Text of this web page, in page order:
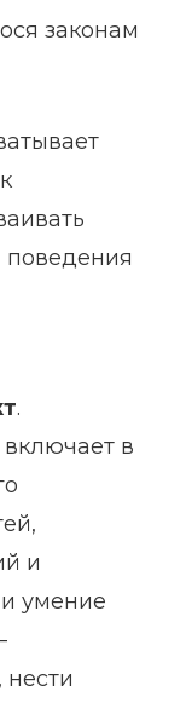
законам
поведения
.
в
и
умение